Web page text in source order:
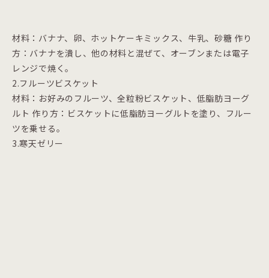
材料：バナナ、卵、ホットケーキミックス、牛乳、砂糖 作り
方：バナナを潰し、他の材料と混ぜて、オーブンまたは電子
レンジで焼く。
2.フルーツビスケット
材料：お好みのフルーツ、全粒粉ビスケット、低脂肪ヨーグ
ルト 作り方：ビスケットに低脂肪ヨーグルトを塗り、フルー
ツを乗せる。
3.寒天ゼリー